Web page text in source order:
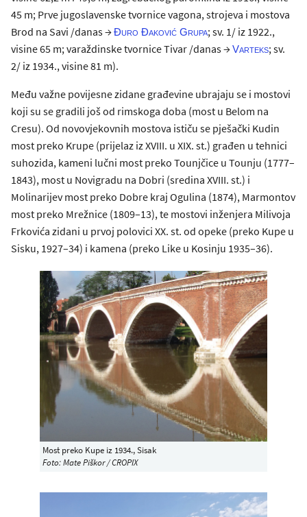
45 m; Prve jugoslavenske tvornice vagona, strojeva i mostova
Brod na Savi /danas →Đuro Đaković Grupa; sv. 1/ iz 1922.,
visine 65 m; varaždinske tvornice Tivar /danas →Varteks; sv.
2/ iz 1934., visine 81 m).
Među važne povijesne zidane građevine ubrajaju se i mostovi
koji su se gradili još od rimskoga doba (most u Belom na
Cresu). Od novovjekovnih mostova ističu se pješački Kudin
most preko Krupe (prijelaz iz XVIII. u XIX. st.) građen u tehnici
suhozida, kameni lučni most preko Tounjčice u Tounju (1777–
1843), most u Novigradu na Dobri (sredina XVIII. st.) i
Molinarijev most preko Dobre kraj Ogulina (1874), Marmontov
most preko Mrežnice (1809–13), te mostovi inženjera Milivoja
Frkovića zidani u prvoj polovici XX. st. od opeke (preko Kupe u
Sisku, 1927–34) i kamena (preko Like u Kosinju 1935–36).
Most preko Kupe iz 1934., Sisak
Foto: Mate Piškor / CROPIX